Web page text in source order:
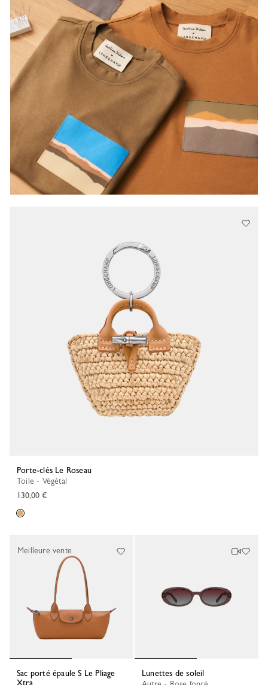
Porte-clés Le Roseau
Toile - Végétal
130,00 €
Sac porté épaule S Le Pliage
Xtra
Meilleure vente
Lunettes de soleil